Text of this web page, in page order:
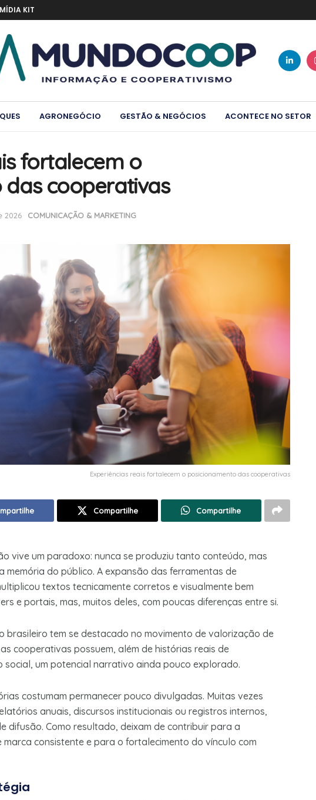
MÍDIA KIT
AGRONEGÓCIO GESTÃO & NEGÓCIOS ACONTECE NO SETOR
fortalecem o
cooperativas
2026 COMUNICAÇÃO & MARKETING
Experiências reais fortalecem o posicionamento das cooperativas
Compartilhe Compartilhe
vive um paradoxo: nunca se produziu tanto conteúdo, mas
memória do público. A expansão das ferramentas de
textos tecnicamente corretos e visualmente bem
e portais, mas, muitos deles, com poucas diferenças entre si.
brasileiro tem se destacado no movimento de valorização de
cooperativas possuem, além de histórias reais de
um potencial narrativo ainda pouco explorado.
costumam permanecer pouco divulgadas. Muitas vezes
anuais, discursos institucionais ou registros internos,
difusão. Como resultado, deixam de contribuir para a
consistente e para o fortalecimento do vínculo com